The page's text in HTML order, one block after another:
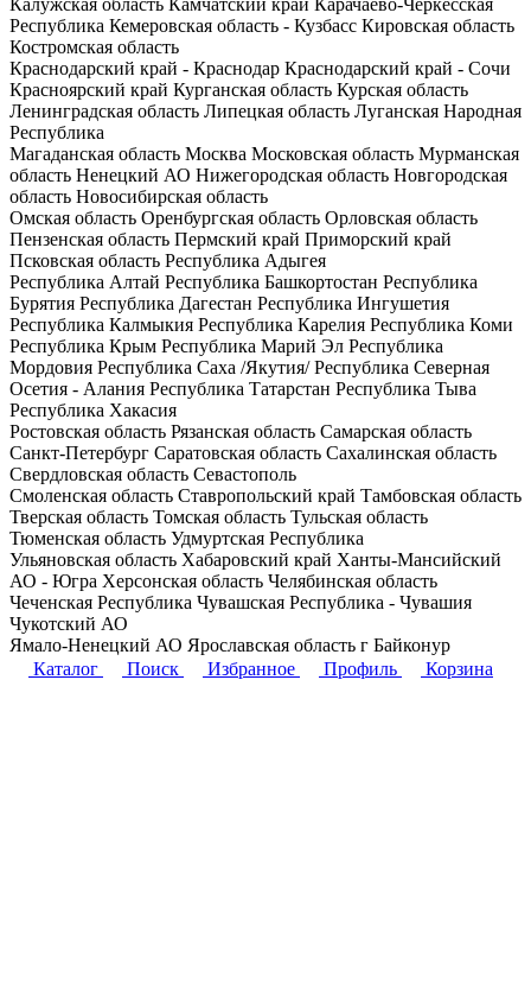
Республика Кемеровская область - Кузбасс Кировская область
Костромская область
Краснодарский край - Краснодар Краснодарский край - Сочи
Красноярский край Курганская область Курская область
Ленинградская область Липецкая область Луганская Народная
Республика
Магаданская область Москва Московская область Мурманская
область Ненецкий АО Нижегородская область Новгородская
область Новосибирская область
Омская область Оренбургская область Орловская область
Пензенская область Пермский край Приморский край
Псковская область Республика Адыгея
Республика Алтай Республика Башкортостан Республика
Бурятия Республика Дагестан Республика Ингушетия
Республика Калмыкия Республика Карелия Республика Коми
Республика Крым Республика Марий Эл Республика
Мордовия Республика Саха /Якутия/Республика Северная
Осетия - Алания Республика Татарстан Республика Тыва
Республика Хакасия
Ростовская область Рязанская область Самарская область
Санкт-Петербург Саратовская область Сахалинская область
Свердловская область Севастополь
Смоленская область Ставропольский край Тамбовская область
Тверская область Томская область Тульская область
Тюменская область Удмуртская Республика
Ульяновская область Хабаровский край Ханты-Мансийский
АО - Югра Херсонская область Челябинская область
Чеченская Республика Чувашская Республика - Чувашия
Чукотский АО
Ямало-Ненецкий АО Ярославская область г Байконур
Каталог
Поиск Избранное Профиль Корзина